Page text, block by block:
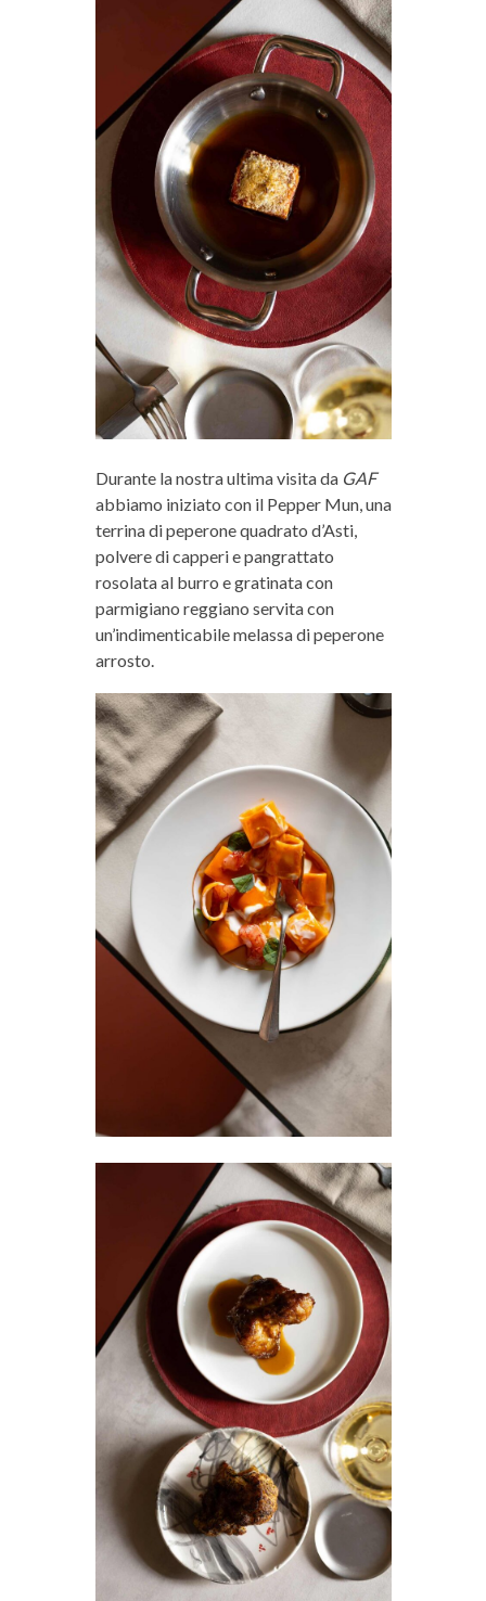
Durante la nostra ultima visita da GAF
abbiamo iniziato con il Pepper Mun, una
terrina di peperone quadrato d’Asti,
polvere di capperi e pangrattato
rosolata al burro e gratinata con
parmigiano reggiano servita con
un’indimenticabile melassa di peperone
arrosto.